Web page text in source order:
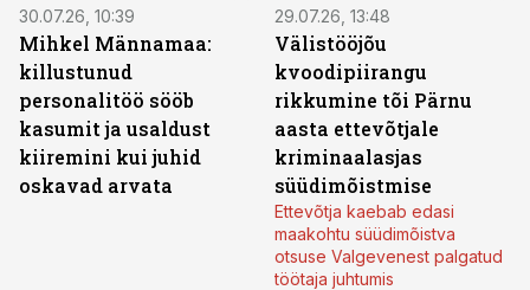
30.07.26, 10:39
Mihkel Männamaa:
killustunud
personalitöö sööb
kasumit ja usaldust
kiiremini kui juhid
oskavad arvata
29.07.26, 13:48
Välistööjõu
kvoodipiirangu
rikkumine tõi Pärnu
aasta ettevõtjale
kriminaalasjas
süüdimõistmise
Ettevõtja kaebab edasi
maakohtu süüdimõistva
otsuse Valgevenest palgatud
töötaja juhtumis